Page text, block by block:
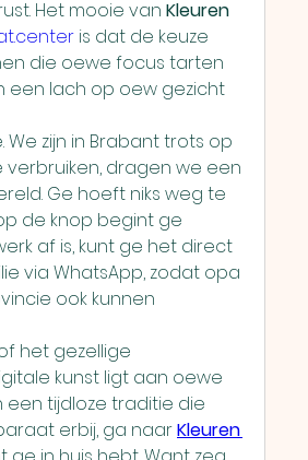
Het mooie van Kleuren
is dat de keuze
die oewe focus tarten
een lach op oew gezicht
zijn in Brabant trots op
dragen we een
Ge hoeft niks weg te
de knop begint ge
af is, kunt ge het direct
via WhatsApp, zodat opa
ook kunnen
het gezellige
kunst ligt aan oewe
tijdloze traditie die
erbij, ga naar Kleuren